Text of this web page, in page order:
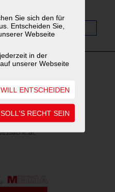
Sie sich den für
Entscheiden Sie,
Webseite
in der
unserer Webseite
ENTSCHEIDEN
RECHT SEIN
7 8 9 10